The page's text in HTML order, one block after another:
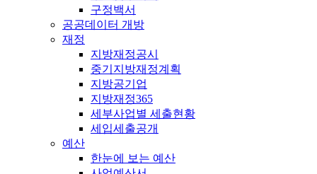
구정백서
공공데이터 개방
재정
지방재정공시
중기지방재정계획
지방공기업
지방재정365
세부사업별 세출현황
세입세출공개
예산
한눈에 보는 예산